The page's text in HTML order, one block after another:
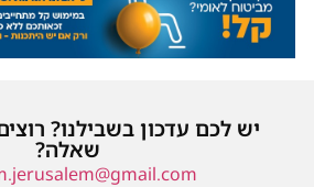
יש לכם עדכון בשבילנו?
שאלה?